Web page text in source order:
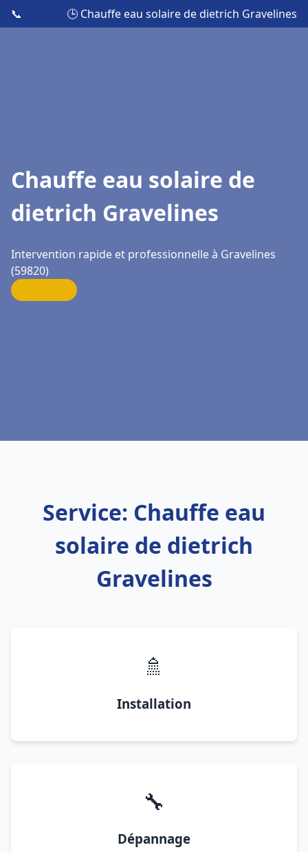
📞 🕒 Chauffe eau solaire de dietrich Gravelines
Chauffe eau solaire de
dietrich Gravelines
Intervention rapide et professionnelle à Gravelines
(59820)
Service: Chauffe eau
solaire de dietrich
Gravelines
🚿
Installation
🔧
Dépannage